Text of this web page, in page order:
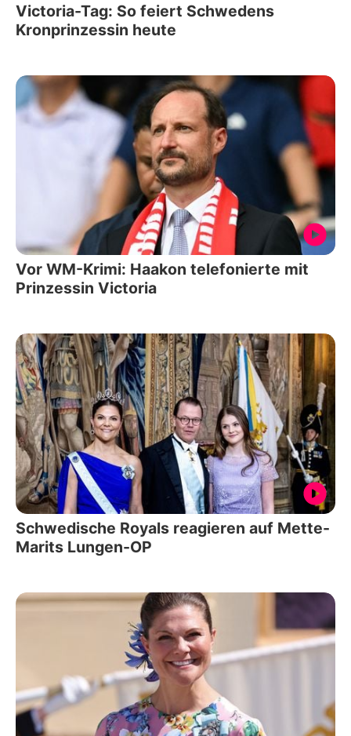
Victoria-Tag: So feiert Schwedens
Kronprinzessin heute
Vor WM-Krimi: Haakon telefonierte mit
Prinzessin Victoria
Schwedische Royals reagieren auf Mette-
Marits Lungen-OP